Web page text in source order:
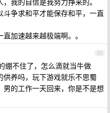
争求和平才能保存和平，一直
加速越来越极端啊。。
95
绷不住了，怎么滴就当牛做
养吗，玩下游戏就乐不思蜀
的工作一天回来，你是不是想